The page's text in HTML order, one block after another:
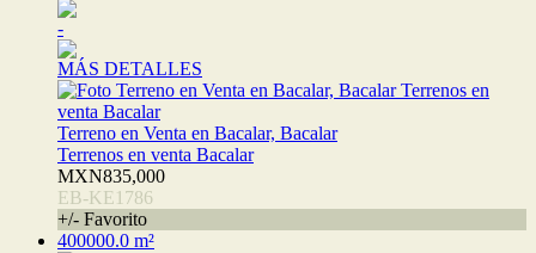
-
MÁS DETALLES
Terreno en Venta en Bacalar, Bacalar
Terrenos en venta Bacalar
MXN835,000
EB-KE1786
+/- Favorito
400000.0 m²